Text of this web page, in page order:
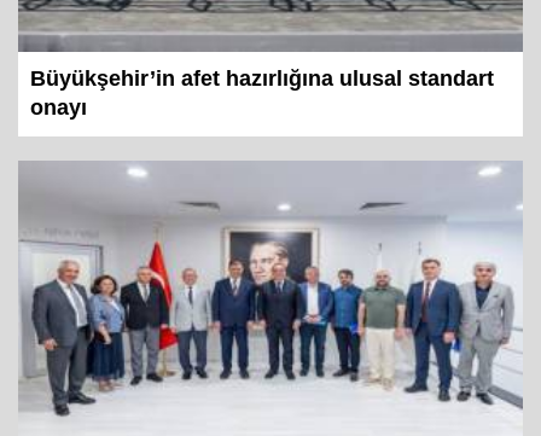
Büyükşehir’in afet hazırlığına ulusal standart
onayı